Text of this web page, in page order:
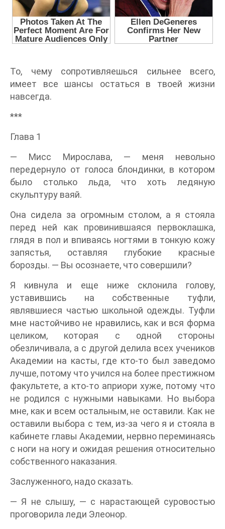
То, чему сопротивляешься сильнее всего,
имеет все шансы остаться в твоей жизни
навсегда.
***
Глава 1
— Мисс Мирослава, — меня невольно
передернуло от голоса блондинки, в котором
было столько льда, что хоть ледяную
скульптуру ваяй.
Она сидела за огромным столом, а я стояла
перед ней как провинившаяся первоклашка,
глядя в пол и впиваясь ногтями в тонкую кожу
запястья, оставляя глубокие красные
борозды. — Вы осознаете, что совершили?
Я кивнула и еще ниже склонила голову,
уставившись на собственные туфли,
являвшиеся частью школьной одежды. Туфли
мне настойчиво не нравились, как и вся форма
целиком, которая с одной стороны
обезличивала, а с другой делила всех учеников
Академии на касты, где кто-то был заведомо
лучше, потому что учился на более престижном
факультете, а кто-то априори хуже, потому что
не родился с нужными навыками. Но выбора
мне, как и всем остальным, не оставили. Как не
оставили выбора с тем, из-за чего я и стояла в
кабинете главы Академии, нервно переминаясь
с ноги на ногу и ожидая решения относительно
собственного наказания.
Заслуженного, надо сказать.
— Я не слышу, — с нарастающей суровостью
проговорила леди Элеонор.